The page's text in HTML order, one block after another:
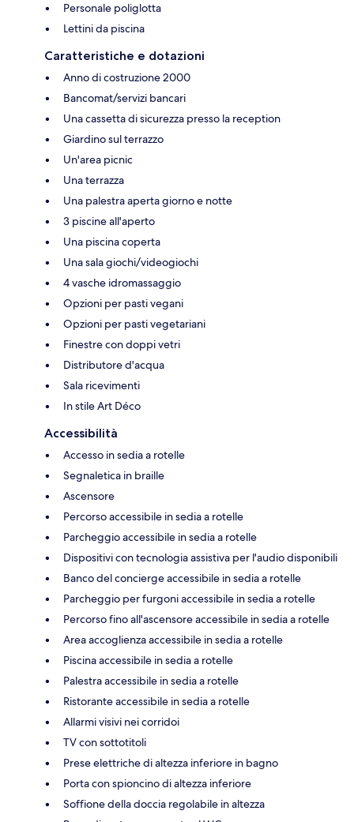
Personale poliglotta
Lettini da piscina
Caratteristiche e dotazioni
Anno di costruzione 2000
Bancomat/servizi bancari
Una cassetta di sicurezza presso la reception
Giardino sul terrazzo
Un'area picnic
Una terrazza
Una palestra aperta giorno e notte
3 piscine all'aperto
Una piscina coperta
Una sala giochi/videogiochi
4 vasche idromassaggio
Opzioni per pasti vegani
Opzioni per pasti vegetariani
Finestre con doppi vetri
Distributore d'acqua
Sala ricevimenti
In stile Art Déco
Accessibilità
Accesso in sedia a rotelle
Segnaletica in braille
Ascensore
Percorso accessibile in sedia a rotelle
Parcheggio accessibile in sedia a rotelle
Dispositivi con tecnologia assistiva per l'audio disponibili
Banco del concierge accessibile in sedia a rotelle
Parcheggio per furgoni accessibile in sedia a rotelle
Percorso fino all'ascensore accessibile in sedia a rotelle
Area accoglienza accessibile in sedia a rotelle
Piscina accessibile in sedia a rotelle
Palestra accessibile in sedia a rotelle
Ristorante accessibile in sedia a rotelle
Allarmi visivi nei corridoi
TV con sottotitoli
Prese elettriche di altezza inferiore in bagno
Porta con spioncino di altezza inferiore
Soffione della doccia regolabile in altezza